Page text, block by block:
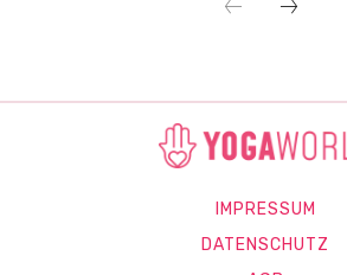
IMPRESSUM
DATENSCHUTZ